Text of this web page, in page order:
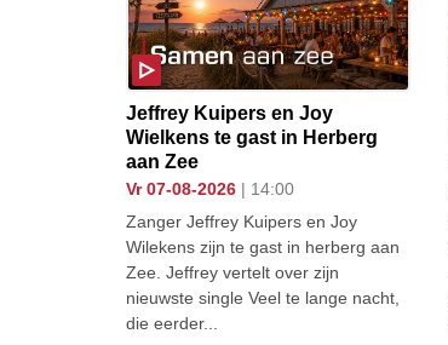
Jeffrey Kuipers en Joy
Wielkens te gast in Herberg
aan Zee
vr 07-08-2026 | 14:00
Zanger Jeffrey Kuipers en Joy
Wilekens zijn te gast in herberg aan
Zee. Jeffrey vertelt over zijn
nieuwste single Veel te lange nacht,
die eerder...